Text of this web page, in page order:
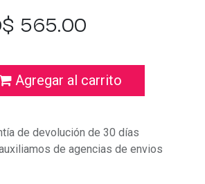
565.00
Agregar al carrito
de devolución de 30 días
de agencias de envios